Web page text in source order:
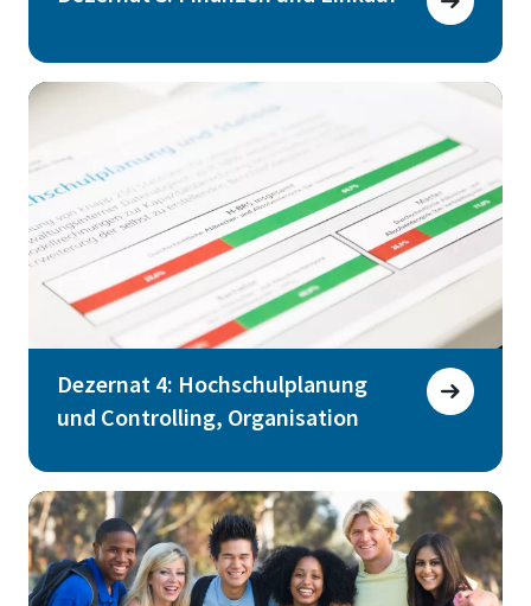
Dezernat 4: Hochschulplanung
und Controlling, Organisation